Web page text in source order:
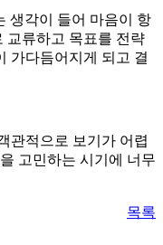
생각이 들어 마음이 항
교류하고 목표를 전략
가다듬어지게 되고 결
관적으로 보기가 어렵
고민하는 시기에 너무
목록